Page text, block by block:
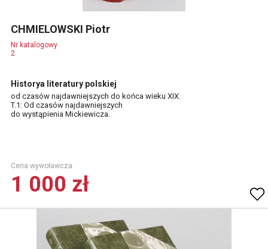
CHMIELOWSKI Piotr
Nr katalogowy
2
Historya literatury polskiej
od czasów najdawniejszych do końca wieku XIX.
T.1: Od czasów najdawniejszych
do wystąpienia Mickiewicza.
Cena wywoławcza.
1 000 zł